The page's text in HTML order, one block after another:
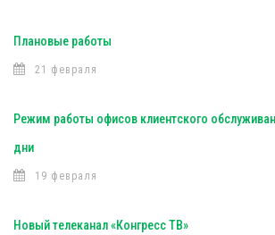
Плановые работы
21 февраля
Режим работы офисов клиентского
дни
19 февраля
Новый телеканал «Конгресс ТВ»